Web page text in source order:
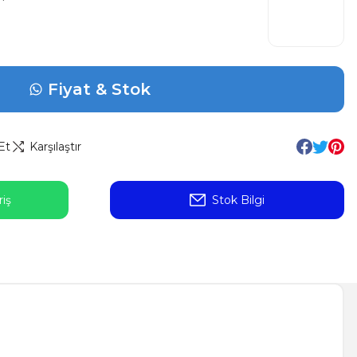
Fiyat & Stok
Karşılaştır
Stok Bilgi